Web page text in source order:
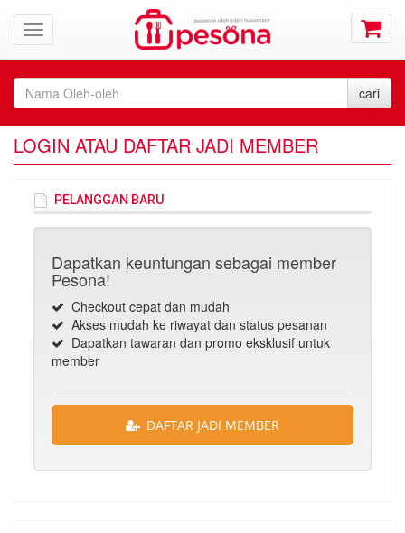
LOGIN ATAU DAFTAR JADI MEMBER
PELANGGAN BARU
Dapatkan keuntungan sebagai member
Pesona!
Checkout cepat dan mudah
Akses mudah ke riwayat dan status pesanan
Dapatkan tawaran dan promo eksklusif untuk
member
DAFTAR JADI MEMBER